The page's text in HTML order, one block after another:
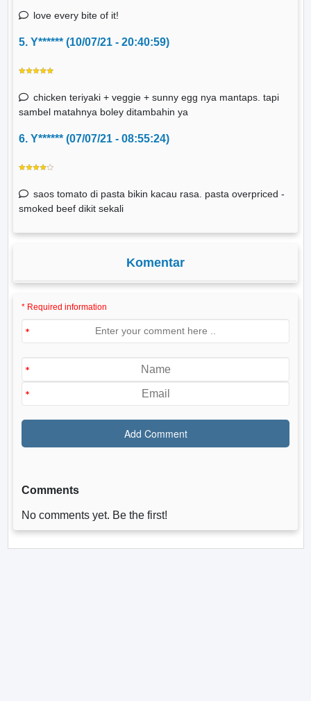
love every bite of it!
5. Y****** (10/07/21 - 20:40:59)
chicken teriyaki + veggie + sunny egg nya mantaps. tapi
sambel matahnya boley ditambahin ya
6. Y****** (07/07/21 - 08:55:24)
saos tomato di pasta bikin kacau rasa. pasta overpriced -
smoked beef dikit sekali
Komentar
* Required information
Comments
No comments yet. Be the first!